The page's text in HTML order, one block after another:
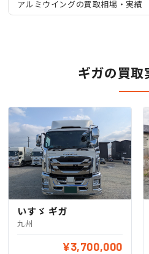
アルミウイングの買取相場・実績
ギガの買取
いすゞ ギガ
九州
¥3,700,000